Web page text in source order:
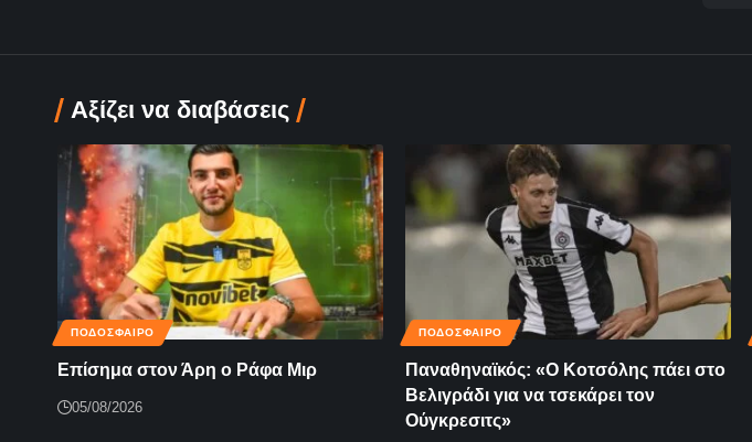
Αξίζει να διαβάσεις
ΠΟΔΟΣΦΑΙΡΟ
Επίσημα στον Άρη ο Ράφα Μιρ
05/08/2026
ΠΟΔΟΣΦΑΙΡΟ
Παναθηναϊκός: «Ο Κοτσόλης πάει στο
Βελιγράδι για να τσεκάρει τον
Ούγκρεσιτς»